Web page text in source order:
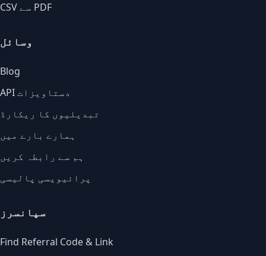
CSV سے PDF
وسائل
Blog
API دستاویزات
تبدیلیوں کا ریکارڈ
ہمارے بارے میں
ہم سے رابطہ کریں
پرائیویسی پالیسی
سپانسرز
Find Referral Code & Link